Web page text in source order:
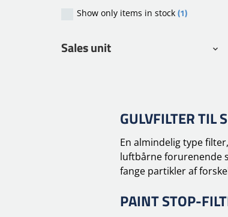
Show only items in stock (1)
Sales unit
GULVFILTER TIL
En almindelig type
luftbårne forurenende
fange partikler af
PAINT STOP-